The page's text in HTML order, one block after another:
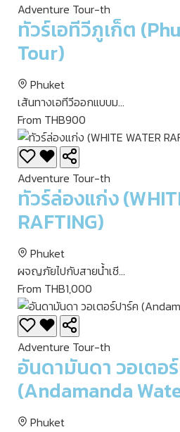
Adventure Tour-th
ทัวร์เอทีวีภูเก็ต
Tour)
Phuket
เส้นทางเอทีวีออกแบบม...
From THB900
Adventure Tour-th
ทัวร์ล่องแก่ง
RAFTING)
Phuket
ผจญภัยไปกับสายน้ำเชี...
From THB1,000
Adventure Tour-th
อันดามันดา วอเตอ
(Andamanda
Phuket